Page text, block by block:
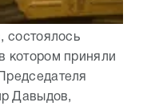
состоялось
котором приняли
Давыдов,